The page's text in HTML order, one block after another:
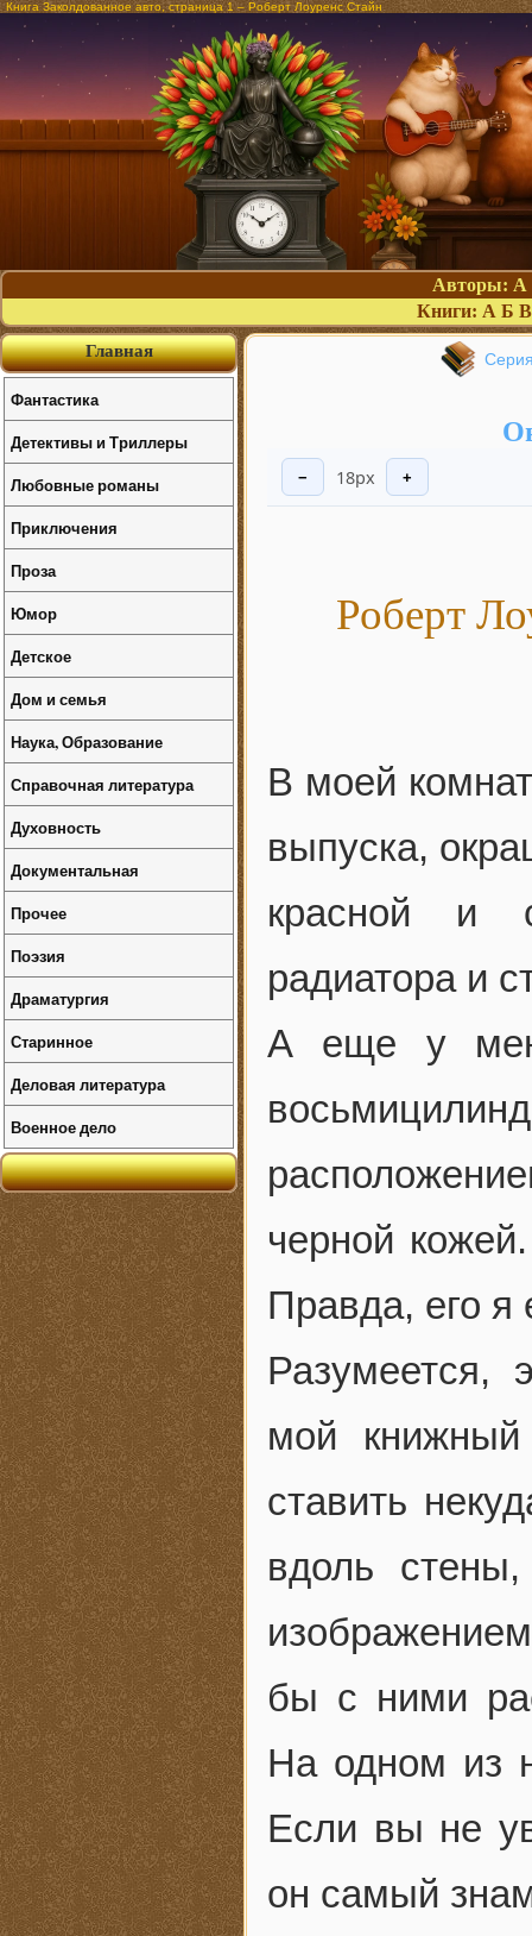
Книга Заколдованное авто, страница 1 – Роберт Лоуренс Стайн
Авторы: А
Книги: А Б В
− 18px +
Роберт
В моей
выпуска,
красной и
радиатора и
А еще у
черной
Правда, его я
Разумеется,
мой
ставить
вдоль
бы с ними
На одном из
Если вы не
он самый
Главная
Фантастика
Детективы и Триллеры
Любовные романы
Приключения
Проза
Юмор
Детское
Дом и семья
Наука, Образование
Справочная литература
Духовность
Документальная
Прочее
Поэзия
Драматургия
Старинное
Деловая литература
Военное дело